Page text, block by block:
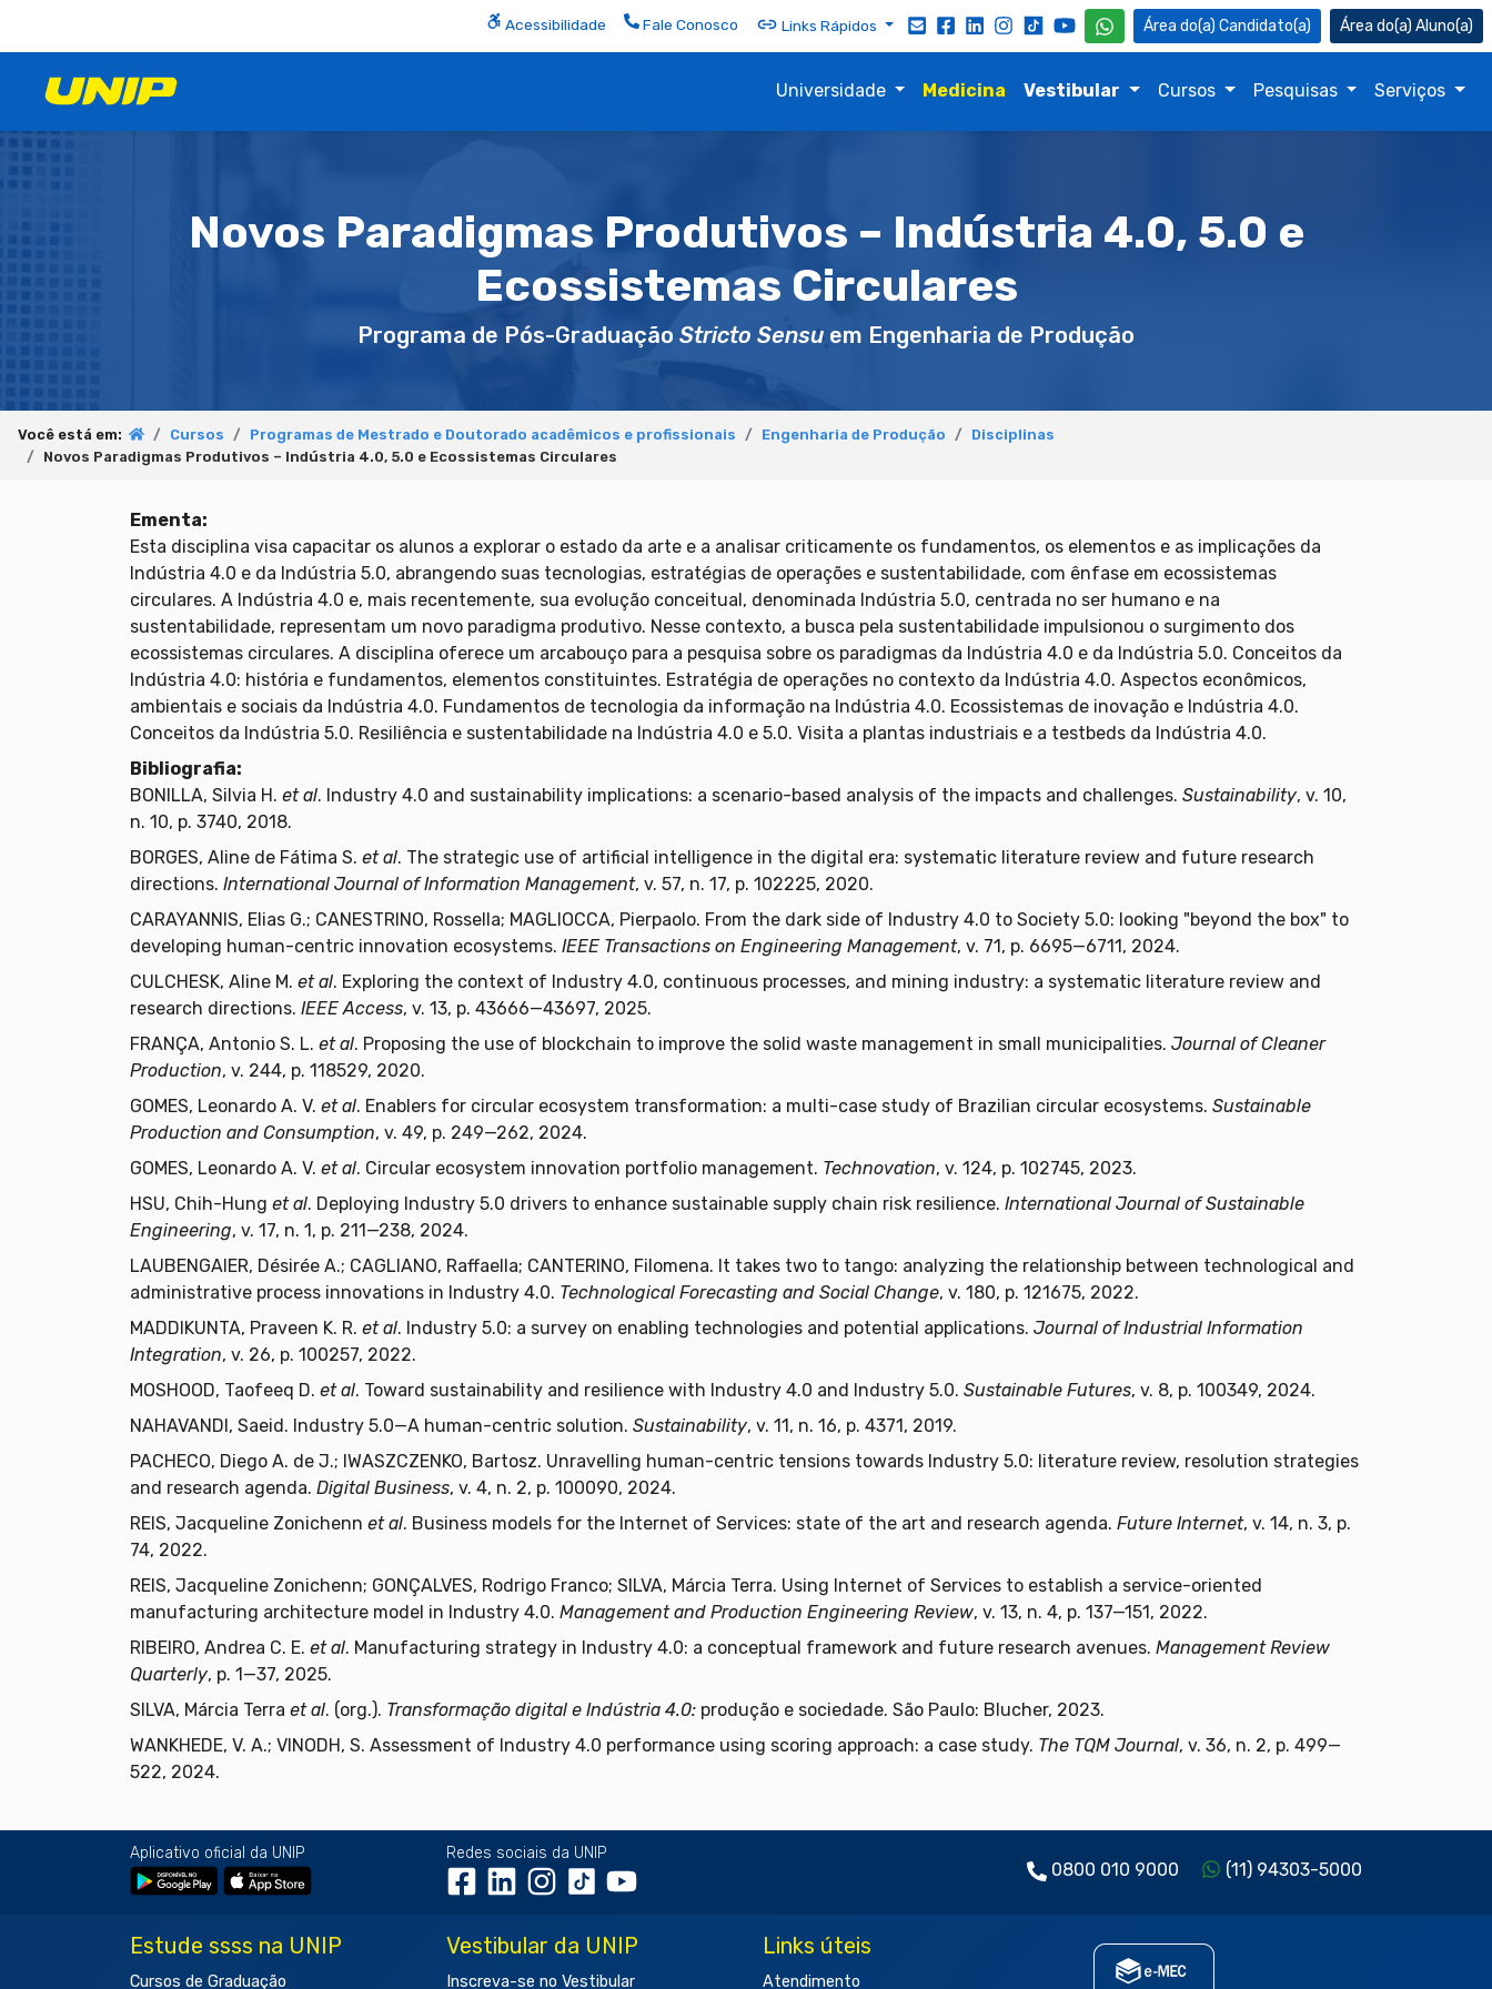
Acessibilidade Fale Conosco Links Rápidos Candidato(a) Aluno(a)
Universidade Medicina Vestibular Cursos Pesquisas Serviços
Novos Paradigmas Produtivos – Indústria 4.0, 5.0 e
Ecossistemas Circulares
Programa de Pós-Graduação Stricto Sensu em Engenharia de Produção
Você está em: Cursos Programas de Mestrado e Doutorado acadêmicos e profissionais Engenharia de Produção
Disciplinas
Novos Paradigmas Produtivos – Indústria 4.0, 5.0 e Ecossistemas Circulares
Ementa:
Esta disciplina visa capacitar os alunos a explorar o estado da arte e a analisar criticamente os fundamentos, os elementos e as implicações da
Indústria 4.0 e da Indústria 5.0, abrangendo suas tecnologias, estratégias de operações e sustentabilidade, com ênfase em ecossistemas
circulares. A Indústria 4.0 e, mais recentemente, sua evolução conceitual, denominada Indústria 5.0, centrada no ser humano e na
sustentabilidade, representam um novo paradigma produtivo. Nesse contexto, a busca pela sustentabilidade impulsionou o surgimento dos
ecossistemas circulares. A disciplina oferece um arcabouço para a pesquisa sobre os paradigmas da Indústria 4.0 e da Indústria 5.0. Conceitos da
Indústria 4.0: história e fundamentos, elementos constituintes. Estratégia de operações no contexto da Indústria 4.0. Aspectos econômicos,
ambientais e sociais da Indústria 4.0. Fundamentos de tecnologia da informação na Indústria 4.0. Ecossistemas de inovação e Indústria 4.0.
Conceitos da Indústria 5.0. Resiliência e sustentabilidade na Indústria 4.0 e 5.0. Visita a plantas industriais e a testbeds da Indústria 4.0.
Bibliografia:
BONILLA, Silvia H. et al. Industry 4.0 and sustainability implications: a scenario-based analysis of the impacts and challenges. Sustainability, v. 10,
n. 10, p. 3740, 2018.
BORGES, Aline de Fátima S. et al. The strategic use of artificial intelligence in the digital era: systematic literature review and future research
directions. International Journal of Information Management, v. 57, n. 17, p. 102225, 2020.
CARAYANNIS, Elias G.; CANESTRINO, Rossella; MAGLIOCCA, Pierpaolo. From the dark side of Industry 4.0 to Society 5.0: looking "beyond the box" to
developing human-centric innovation ecosystems. IEEE Transactions on Engineering Management, v. 71, p. 6695—6711, 2024.
CULCHESK, Aline M. et al. Exploring the context of Industry 4.0, continuous processes, and mining industry: a systematic literature review and
research directions. IEEE Access, v. 13, p. 43666—43697, 2025.
FRANÇA, Antonio S. L. et al. Proposing the use of blockchain to improve the solid waste management in small municipalities. Journal of Cleaner
Production, v. 244, p. 118529, 2020.
GOMES, Leonardo A. V. et al. Enablers for circular ecosystem transformation: a multi-case study of Brazilian circular ecosystems. Sustainable
Production and Consumption, v. 49, p. 249—262, 2024.
GOMES, Leonardo A. V. et al. Circular ecosystem innovation portfolio management. Technovation, v. 124, p. 102745, 2023.
HSU, Chih-Hung et al. Deploying Industry 5.0 drivers to enhance sustainable supply chain risk resilience. International Journal of Sustainable
Engineering, v. 17, n. 1, p. 211—238, 2024.
LAUBENGAIER, Désirée A.; CAGLIANO, Raffaella; CANTERINO, Filomena. It takes two to tango: analyzing the relationship between technological and
administrative process innovations in Industry 4.0. Technological Forecasting and Social Change, v. 180, p. 121675, 2022.
MADDIKUNTA, Praveen K. R. et al. Industry 5.0: a survey on enabling technologies and potential applications. Journal of Industrial Information
Integration, v. 26, p. 100257, 2022.
MOSHOOD, Taofeeq D. et al. Toward sustainability and resilience with Industry 4.0 and Industry 5.0. Sustainable Futures, v. 8, p. 100349, 2024.
NAHAVANDI, Saeid. Industry 5.0—A human-centric solution. Sustainability, v. 11, n. 16, p. 4371, 2019.
PACHECO, Diego A. de J.; IWASZCZENKO, Bartosz. Unravelling human-centric tensions towards Industry 5.0: literature review, resolution strategies
and research agenda. Digital Business, v. 4, n. 2, p. 100090, 2024.
REIS, Jacqueline Zonichenn et al. Business models for the Internet of Services: state of the art and research agenda. Future Internet, v. 14, n. 3, p.
74, 2022.
REIS, Jacqueline Zonichenn; GONÇALVES, Rodrigo Franco; SILVA, Márcia Terra. Using Internet of Services to establish a service-oriented
manufacturing architecture model in Industry 4.0. Management and Production Engineering Review, v. 13, n. 4, p. 137—151, 2022.
RIBEIRO, Andrea C. E. et al. Manufacturing strategy in Industry 4.0: a conceptual framework and future research avenues. Management Review
Quarterly, p. 1—37, 2025.
SILVA, Márcia Terra et al. (org.). Transformação digital e Indústria 4.0: produção e sociedade. São Paulo: Blucher, 2023.
WANKHEDE, V. A.; VINODH, S. Assessment of Industry 4.0 performance using scoring approach: a case study. The TQM Journal, v. 36, n. 2, p. 499—
522, 2024.
Aplicativo oficial da UNIP Redes sociais da UNIP
0800 010 9000 (11) 94303-5000
Estude ssss na UNIP
Cursos de Graduação
Vestibular da UNIP
Inscreva-se no Vestibular
Links úteis
Atendimento